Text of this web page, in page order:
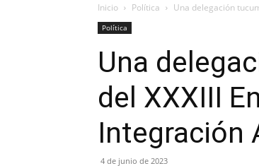
Inicio Política Una delegación
Política
Una
del XXXIII
Integración
4 de junio de 2023